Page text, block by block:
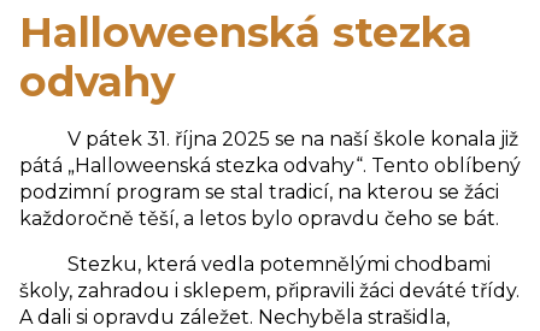
Halloweenská stezka
odvahy
V pátek 31. října 2025 se na naší škole konala již
pátá „Halloweenská stezka odvahy“. Tento oblíbený
podzimní program se stal tradicí, na kterou se žáci
každoročně těší, a letos bylo opravdu čeho se bát.
Stezku, která vedla potemnělými chodbami
školy, zahradou i sklepem, připravili žáci deváté třídy.
A dali si opravdu záležet. Nechyběla strašidla,